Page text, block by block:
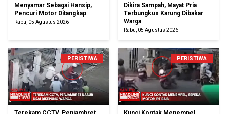
Menyamar Sebagai Hansip,
Pencuri Motor Ditangkap
Rabu, 05 Agustus 2026
Dikira Sampah, Mayat Pria
Terbungkus Karung Dibakar
Warga
Rabu, 05 Agustus 2026
PERISTIWA PERISTIWA